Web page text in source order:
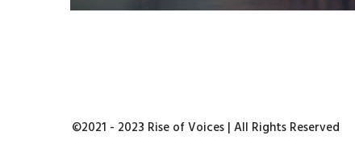
©2021 - 2023 Rise of Voices | All Rights Reserved